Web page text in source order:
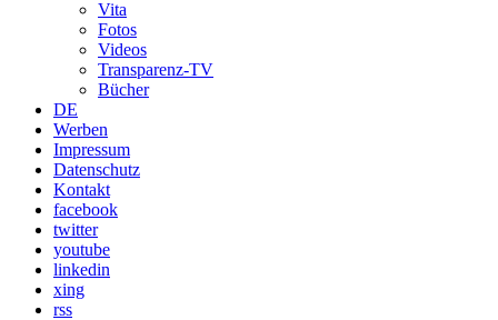
Vita
Fotos
Videos
Transparenz-TV
Bücher
DE
Werben
Impressum
Datenschutz
Kontakt
facebook
twitter
youtube
linkedin
xing
rss